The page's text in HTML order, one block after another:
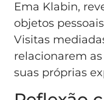
Ema Klabin,
objetos
Visitas
relacionarem
suas próprias